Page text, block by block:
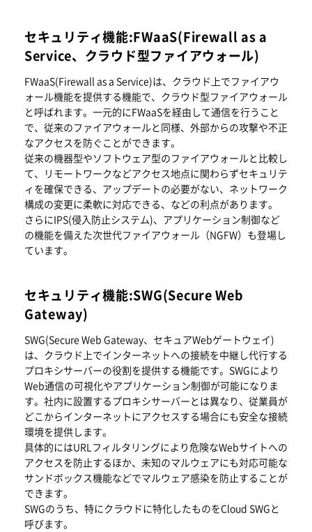
セキュリティ機能:FWaaS(Firewall as a
Service、クラウド型ファイアウォール)
FWaaS(Firewall as a Service)は、クラウド上でファイアウ
ォール機能を提供する機能で、クラウド型ファイアウォール
と呼ばれます。一元的にFWaaSを経由して通信を行うこと
で、従来のファイアウォールと同様、外部からの攻撃や不正
なアクセスを防ぐことができます。
従来の機器型やソフトウェア型のファイアウォールと比較し
て、リモートワークなどアクセス地点に関わらずセキュリテ
ィを確保できる、アップデートの必要がない、ネットワーク
構成の変更に柔軟に対応できる、などの利点があります。
さらにIPS(侵入防止システム)、アプリケーション制御など
の機能を備えた次世代ファイアウォール（NGFW）も登場し
ています。
セキュリティ機能:SWG(Secure Web
Gateway)
SWG(Secure Web Gateway、セキュアWebゲートウェイ)
は、クラウド上でインターネットへの接続を中継し代行する
プロキシサーバーの役割を提供する機能です。SWGにより
Web通信の可視化やアプリケーション制御が可能になりま
す。社内に設置するプロキシサーバーとは異なり、従業員が
どこからインターネットにアクセスする場合にも安全な接続
環境を提供します。
具体的にはURLフィルタリングにより危険なWebサイトへの
アクセスを防止するほか、未知のマルウェアにも対応可能な
サンドボックス機能などでマルウェア感染を防止することが
できます。
SWGのうち、特にクラウドに特化したものをCloud SWGと
呼びます。